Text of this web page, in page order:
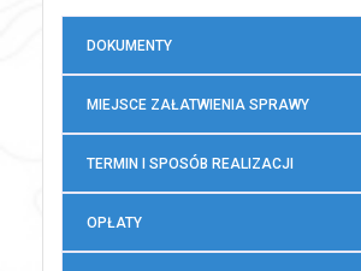
DOKUMENTY
MIEJSCE ZAŁATWIENIA SPRAWY
TERMIN I SPOSÓB REALIZACJI
OPŁATY